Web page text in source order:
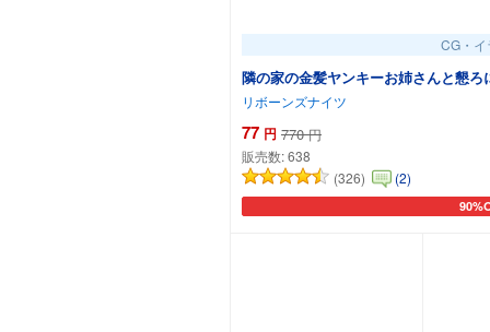
CG・
隣の家の金髪ヤンキーお姉さんと懇
リボーンズナイツ
77 円 770 円
販売数:638
(326)
(2)
カー